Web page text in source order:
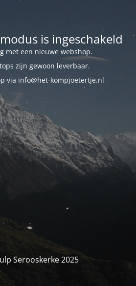
is ingeschakeld
met een nieuwe webshop.
zijn gewoon leverbaar.
via info@het-kompjoetertje.nl
Serooskerke 2025